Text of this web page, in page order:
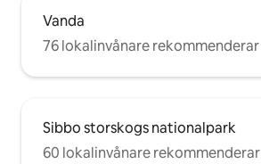
Vanda
76 lokalinvånare rekommenderar
Sibbo storskogs nationalpark
60 lokalinvånare rekommenderar